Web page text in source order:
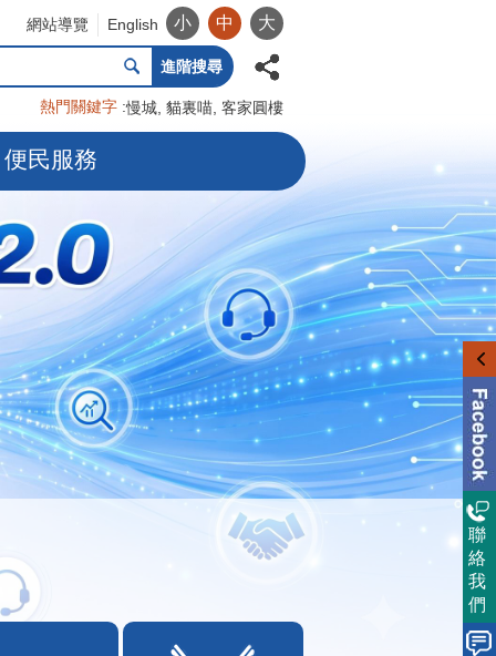
網站導覽 English 小 中 大
進階搜尋
熱門關鍵字 慢城 貓裏喵 客家圓樓
便民服務
聯
絡
我
們